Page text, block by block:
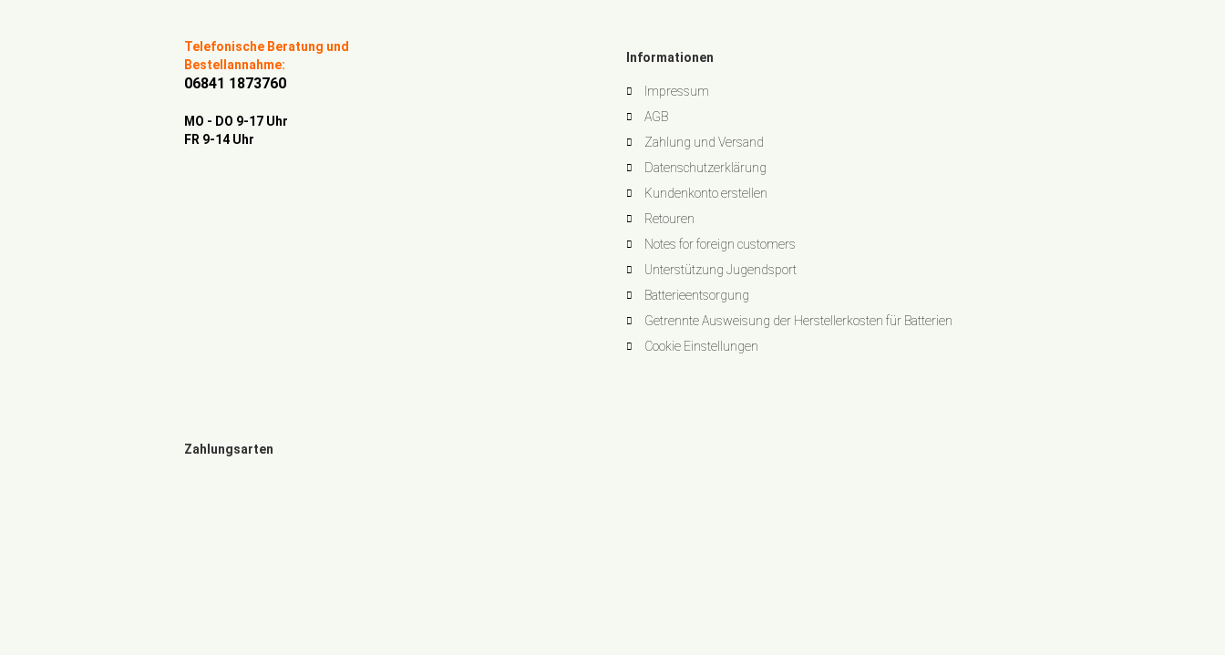
Telefonische Beratung und
Bestellannahme:
06841 1873760
MO - DO 9-17 Uhr
FR 9-14 Uhr
Informationen
Impressum
AGB
Zahlung und Versand
Datenschutzerklärung
Kundenkonto erstellen
Retouren
Notes for foreign customers
Unterstützung Jugendsport
Batterieentsorgung
Getrennte Ausweisung der Herstellerkosten für Batterien
Cookie Einstellungen
Zahlungsarten